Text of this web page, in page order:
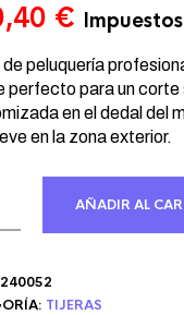
€.
€El
precio
actual
es:
180,40
peluquería
perfecto para un corte
en el dedal del
en la zona exterior.
AÑADIR AL
TIJERAS